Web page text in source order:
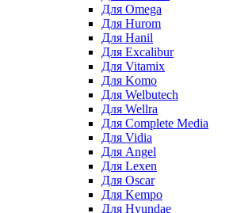
Для Omega
Для Hurom
Для Hanil
Для Excalibur
Для Vitamix
Для Komo
Для Welbutech
Для Wellra
Для Complete Media
Для Vidia
Для Angel
Для Lexen
Для Oscar
Для Kempo
Для Hyundae